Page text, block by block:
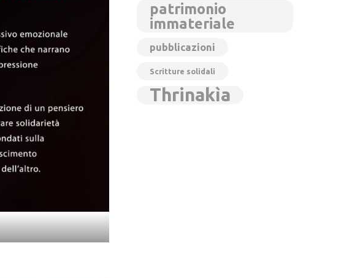
patrimonio
immateriale
pubblicazioni
Scritture solidali
Thrinakìa